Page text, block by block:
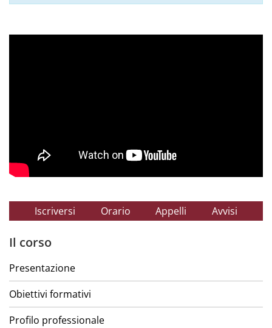
Iscriversi Orario Appelli Avvisi
Il corso
Presentazione
Obiettivi formativi
Profilo professionale